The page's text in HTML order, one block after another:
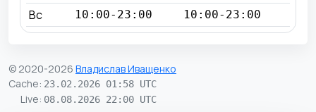
Вс 10:00-23:00 10:00-23:00
© 2020-2026 Владислав Иващенко
Cache: 23.02.2026 01:58 UTC
Live: 08.08.2026 22:00 UTC